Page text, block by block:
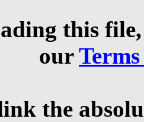
this
our
the